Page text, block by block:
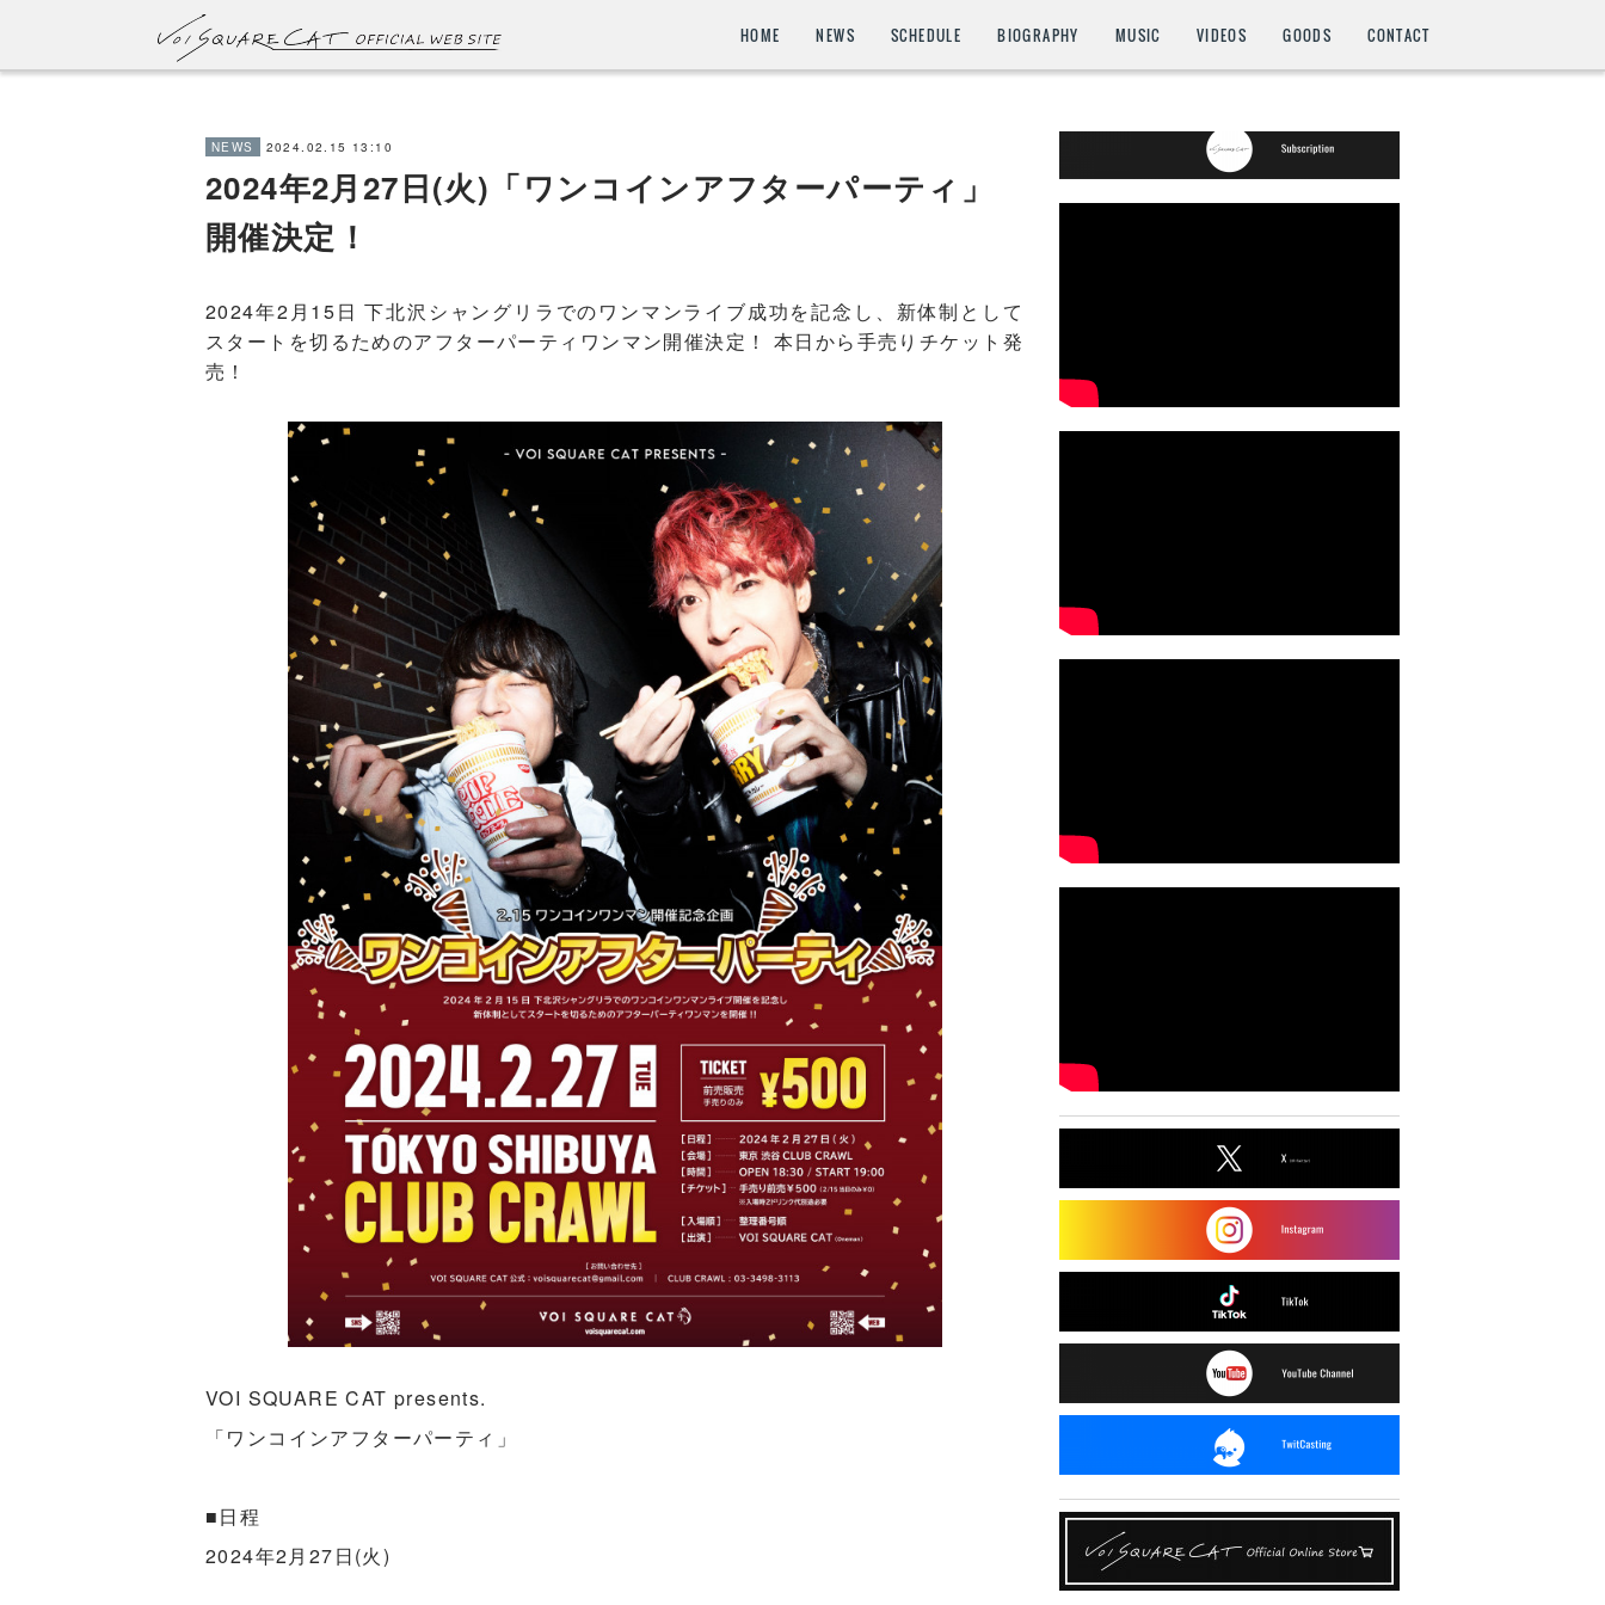
HOME NEWS SCHEDULE BIOGRAPHY MUSIC VIDEOS GOODS CONTACT
NEWS 2024.02.15 13:10
2024年2月27日(火)「ワンコインアフターパーティ」
開催決定！
2024年2月15日 下北沢シャングリラでのワンマンライブ成功を記念し、新体制として
スタートを切るためのアフターパーティワンマン開催決定！ 本日から手売りチケット発
売！
VOI SQUARE CAT presents.
「ワンコインアフターパーティ」
■日程
2024年2月27日(火)